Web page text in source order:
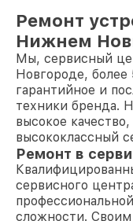
Ремонт
Нижнем
Мы, сервисный
Новгороде, более
гарантийное и
техники бренда.
высокое
высококлассный
Ремонт в
сервисного
сложности.